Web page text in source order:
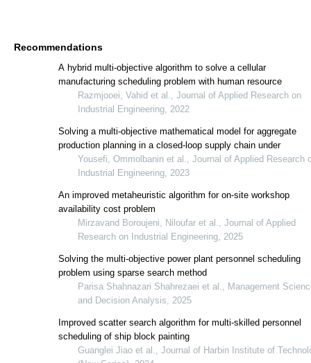
A hybrid multi-objective algorithm
manufacturing scheduling problem
allocationRazmjooei, Vahid et al.,
Industrial Engineering, 2022
Solving a multi-objective
production planning in a closed-
uncertain conditions
Yousefi, Ommolbanin et al.,
Industrial Engineering, 2023
An improved metaheuristic
Mirzavand Boroujeni, Niloufar
Research on Industrial
Solving the multi-objective power
problem using sparse search
Parisa Shahnazari Shahrezaei
and Decision Analysis, 2025
Improved scatter search algorithm
scheduling of ship block painting
Guanglei Jiao et al., Journal of